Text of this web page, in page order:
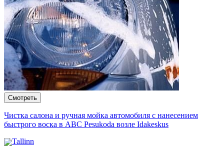
Чистка салона и ручная мойка автомобиля с нанесением
быстрого воска в ABC Pesukoda возле Idakeskus
Tallinn